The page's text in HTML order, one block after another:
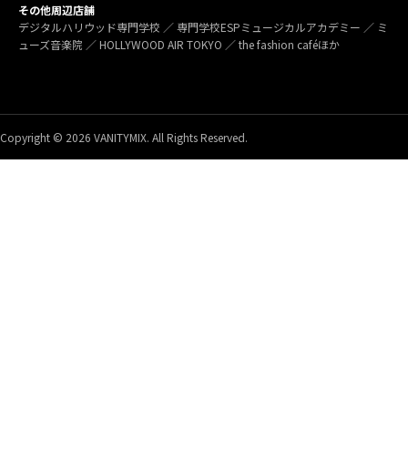
その他周辺店舗
デジタルハリウッド専門学校 ／ 専門学校ESPミュージカルアカデミー ／ ミ
ューズ音楽院 ／ HOLLYWOOD AIR TOKYO ／ the fashion caféほか
Copyright © 2026 VANITYMIX. All Rights Reserved.